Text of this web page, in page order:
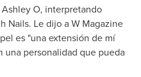
O, interpretando
Nails. Le dijo a W Magazine
es "una extensión de mí
una personalidad que pueda